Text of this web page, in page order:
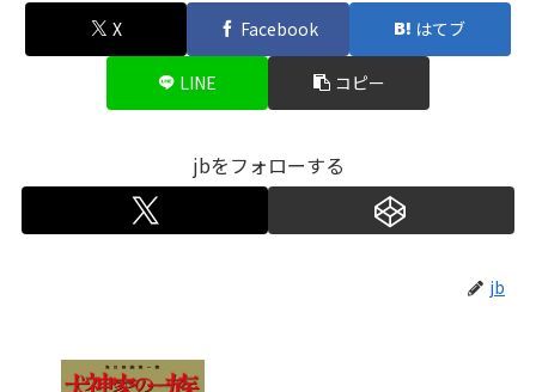
X Facebook はてブ
LINE コピー
jbをフォローする
jb